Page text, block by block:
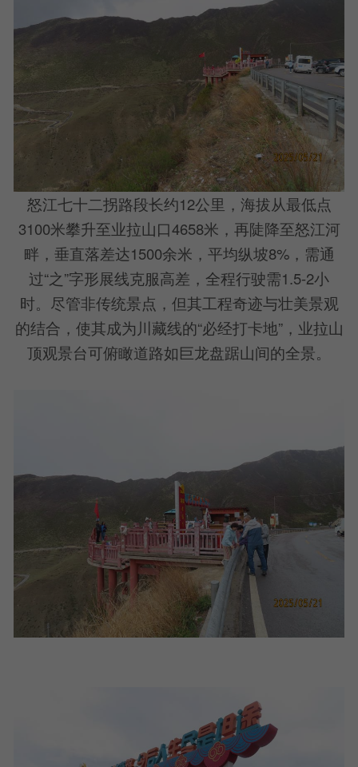
怒江七十二拐路段长约12公里，海拔从最低点
3100米攀升至业拉山口4658米，再陡降至怒江河
畔，垂直落差达1500余米，平均纵坡8%，需通
过“之”字形展线克服高差，全程行驶需1.5-2小
时。尽管非传统景点，但其工程奇迹与壮美景观
的结合，使其成为川藏线的“必经打卡地”，业拉山
顶观景台可俯瞰道路如巨龙盘踞山间的全景。